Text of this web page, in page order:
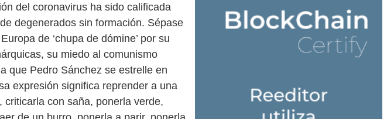
del coronavirus ha sido calificada
degenerados sin formación. Sépase
de ‘chupa de dómine’ por su
su miedo al comunismo
que Pedro Sánchez se estrelle en
expresión significa reprender a una
con saña, ponerla verde,